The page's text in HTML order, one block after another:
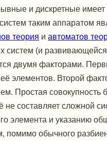
и дискретные
таким аппаратом
теория и автоматов
(и развивающейся
двумя факторами.
элементов. Второй
Простая
не составляет сложной
элемента и указанию
помимо обычного